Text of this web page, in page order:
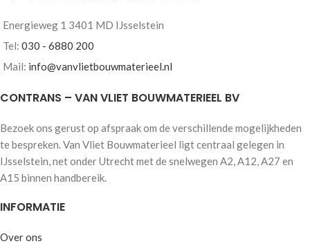
Energieweg 1 3401 MD IJsselstein
Tel: 030 - 6880 200
Mail: info@vanvlietbouwmaterieel.nl
CONTRANS – VAN VLIET BOUWMATERIEEL BV
Bezoek ons gerust op afspraak om de verschillende mogelijkheden
te bespreken. Van Vliet Bouwmaterieel ligt centraal gelegen in
IJsselstein, net onder Utrecht met de snelwegen A2, A12, A27 en
A15 binnen handbereik.
INFORMATIE
Over ons